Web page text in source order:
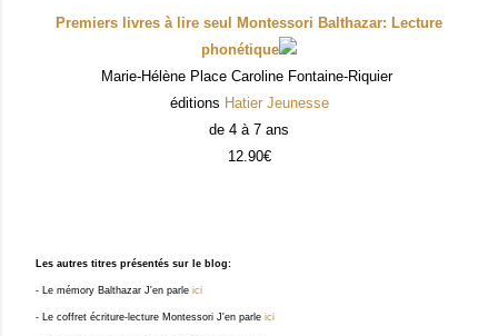
Premiers livres à lire seul Montessori Balthazar: Lecture
phonétique
Marie-Hélène Place Caroline Fontaine-Riquier
éditions Hatier Jeunesse
de 4 à 7 ans
12.90€
Les autres titres présentés sur le blog:
- Le mémory Balthazar J'en parle ici
- Le coffret écriture-lecture Montessori J'en parle ici